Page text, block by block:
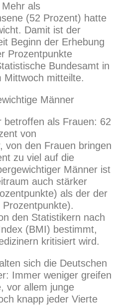
als
(52 Prozent) hatte
Damit ist der
Beginn der Erhebung
Prozentpunkte
Bundesamt in
Mittwoch mitteilte.
Männer
betroffen als Frauen: 62
von
von den Frauen bringen
zu viel auf die
Männer ist
auch stärker
als der der
den Statistikern nach
(BMI) bestimmt,
kritisiert wird.
sich die Deutschen
Immer weniger greifen
vor allem junge
knapp jeder Vierte